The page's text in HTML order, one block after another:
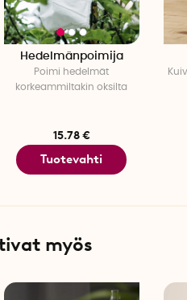
Hedelmänpoimija
Poimi hedelmät
korkeammiltakin oksilta
15.78 €
Tuotevahti
myös